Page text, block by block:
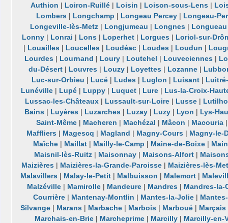
Authion | Loiron-Ruillé | Loisin | Loison-sous-Lens |
Lombers | Longchamp | Longeau Percey | Longeau-
Longeville-lès-Metz| Longjumeau | Longnes| Longueau
Lonny| Lonrai | Lons| Loperhet| Lorgues| Loriol-sur-
| Louailles| Loucelles| Loudéac| Loudes| Loudun |
Lourdes | Lournand | Loury | Loutehel | Louveciennes |
du-Désert | Louvres | Louzy | Loyettes | Lozanne |
Luc-sur-Orbieu | Lucé| Ludes| Luglon | Luisant|
Lunéville | Lupé | Luppy | Luquet | Lure | Lus-la-Croix-
Lussac-les-Châteaux | Lussault-sur-Loire | Lusse |
Bains| Luyères| Luzarches| Luzay| Luzy| Lyon | Lys-
Saint-Même| Macheren | Machézal | Mâcon | Macouria
Maffliers| Magescq | Magland | Magny-Cours| Magny-le-
Maîche| Maillat| Mailly-le-Camp | Maine-de-Boixe|
Maisnil-lès-Ruitz| Maisonnay| Maisons-Alfort|
Maizières| Maizières-la-Grande-Paroisse| Maizières-lès-
Malavillers | Malay-le-Petit | Malbuisson | Malemort |
Malzéville| Mamirolle| Mandeure| Mandres| Mandres-la-
Courrière | Mantenay-Montlin | Mantes-la-Jolie |
Silvange | Marans | Marbache | Marbois | Marboué | Marçais
Marchais-en-Brie| Marcheprime| Marcilly| Marcilly-en-